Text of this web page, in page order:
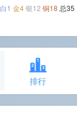
白1 金4银12 铜18 总35
排行